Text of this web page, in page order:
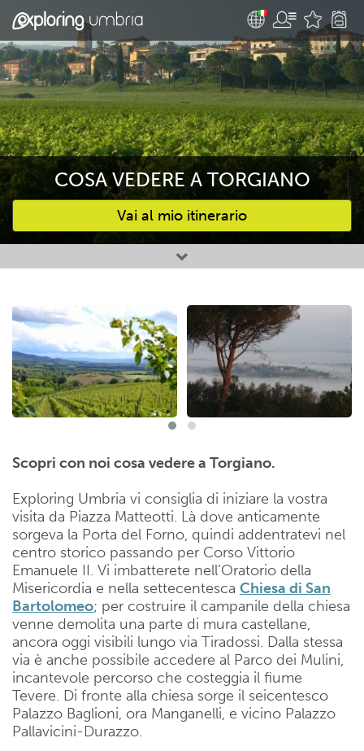
COSA VEDERE A TORGIANO
Vai al mio itinerario
Attività preferite
Scopri con noi cosa vedere a Torgiano.
Exploring Umbria vi consiglia di iniziare la vostra
visita da Piazza Matteotti. Là dove anticamente
sorgeva la Porta del Forno, quindi addentratevi nel
centro storico passando per Corso Vittorio
Emanuele II. Vi imbatterete nell’Oratorio della
Misericordia e nella settecentesca Chiesa di San
Bartolomeo; per costruire il campanile della chiesa
venne demolita una parte di mura castellane,
ancora oggi visibili lungo via Tiradossi. Dalla stessa
via è anche possibile accedere al Parco dei Mulini,
incantevole percorso che costeggia il fiume
Tevere. Di fronte alla chiesa sorge il seicentesco
Palazzo Baglioni, ora Manganelli, e vicino Palazzo
Pallavicini-Durazzo.